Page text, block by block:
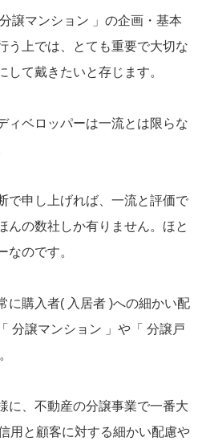
譲マンション 」の企画・基本
う上では、とても重要で大切な
て戴きたいと存じます。
ィベロッパーは一流とは限らな
で申し上げれば、一流と評価で
んの数社しか有りません。ほと
なのです。
に購入者( 入居者 )への細かい配
分譲マンション 」や「 分譲戸
に、不動産の分譲事業で一番大
用と顧客に対する細かい配慮や